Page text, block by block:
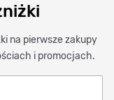
na pierwsze zakupy
i promocjach.